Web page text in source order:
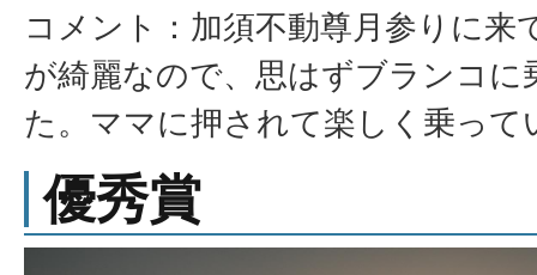
コメント：加須不動尊月参りに来
が綺麗なので、思はずブランコに
た。ママに押されて楽しく乗って
優秀賞